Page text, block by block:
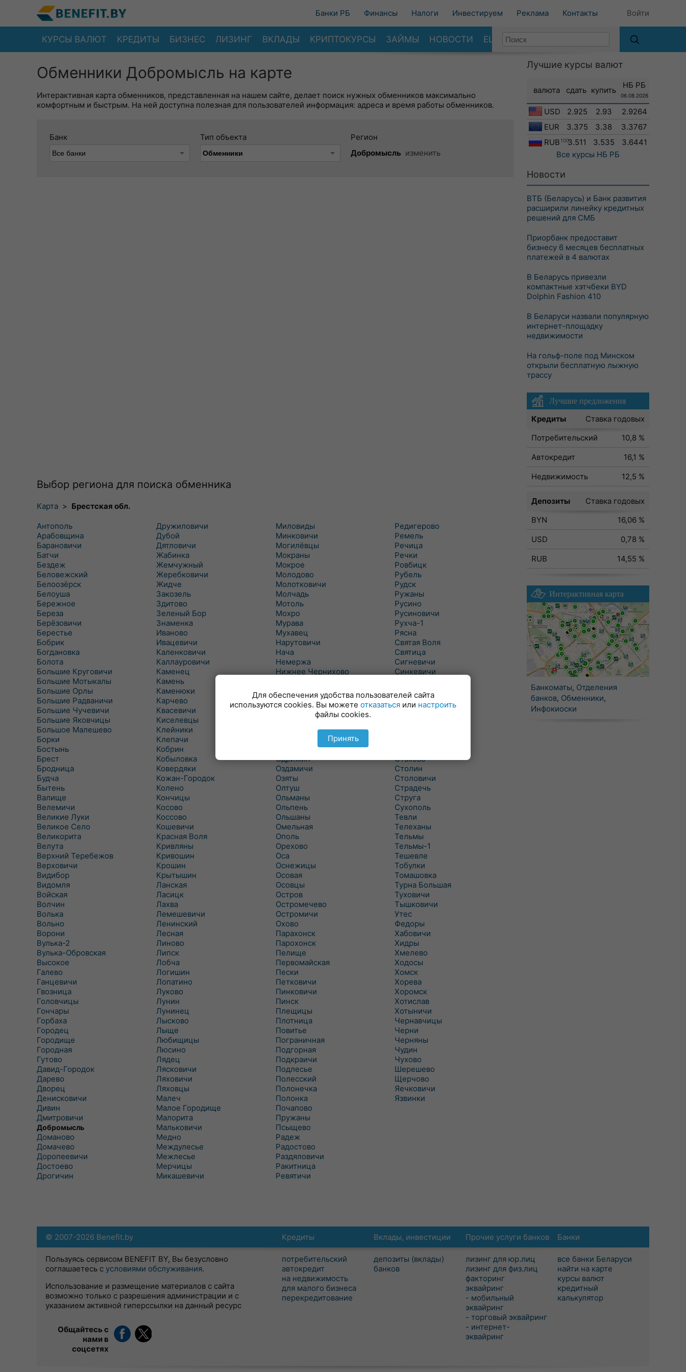
Банки РБ Финансы Налоги Инвестируем Реклама Контакты Войти
КУРСЫ ВАЛЮТ КРЕДИТЫ БИЗНЕС ЛИЗИНГ ВКЛАДЫ КРИПТОКУРСЫ ЗАЙМЫ НОВОСТИ ЕЩЕ
Обменники Добромысль на карте
Интерактивная карта обменников, представленная на нашем сайте, делает поиск нужных обменников максимально
комфортным и быстрым. На ней доступна полезная для пользователей информация: адреса и время работы обменников.
Банк Тип объекта
Регион
Добромысль изменить
Выбор региона для поиска обменника
Карта > Брестская обл.
Антополь
Арабовщина
Барановичи
Батчи
Бездеж
Беловежский
Белоозёрск
Белоуша
Бережное
Береза
Берёзовичи
Берестье
Бобрик
Богдановка
Болота
Большие Круговичи
Большие Мотыкалы
Большие Орлы
Большие Радваничи
Большие Чучевичи
Большие Яковчицы
Большое Малешево
Борки
Бостынь
Брест
Бродница
Будча
Бытень
Валище
Велемичи
Великие Луки
Великое Село
Великорита
Велута
Верхний Теребежов
Верховичи
Видибор
Видомля
Войская
Волчин
Волька
Вольно
Ворони
Вулька-2
Вулька-Обровская
Высокое
Галево
Ганцевичи
Гвозница
Головчицы
Гончары
Горбаха
Городец
Городище
Городная
Гутово
Давид-Городок
Дарево
Дворец
Денисковичи
Дивин
Дмитровичи
Добромысль
Доманово
Домачево
Доропеевичи
Достоево
Дрогичин
Дружиловичи
Дубой
Дятловичи
Жабинка
Жемчужный
Жеребковичи
Жидче
Закозель
Здитово
Зеленый Бор
Знаменка
Иваново
Ивацевичи
Каленковичи
Каллауровичи
Каменец
Камень
Каменюки
Карчево
Квасевичи
Киселевцы
Клейники
Клепачи
Кобрин
Кобыловка
Ковердяки
Кожан-Городок
Колено
Кончицы
Косово
Коссово
Кошевичи
Красная Воля
Кривляны
Кривошин
Крошин
Крытышин
Ланская
Ласицк
Лахва
Лемешевичи
Ленинский
Лесная
Линово
Липск
Лобча
Логишин
Лопатино
Луково
Лунин
Лунинец
Лысково
Лыще
Любищицы
Люсино
Лядец
Лясковичи
Ляховичи
Ляховцы
Малеч
Малое Городище
Малорита
Мальковичи
Медно
Междулесье
Межлесье
Мерчицы
Микашевичи
Миловиды
Минковичи
Могилёвцы
Мокраны
Мокрое
Молодово
Молотковичи
Молчадь
Мотоль
Мохро
Мурава
Мухавец
Нарутовичи
Нача
Немержа
Нижнее Чернихово
Новицковичи
Новоселки
Новые Засимовичи
Новые Лыщицы
Оберовщина
Одрижин
Оздамичи
Озяты
Олтуш
Ольманы
Ольпень
Ольшаны
Омельная
Ополь
Орехово
Оса
Оснежицы
Осовая
Осовцы
Остров
Остромечево
Остромичи
Охово
Парахонск
Парохонск
Пелище
Первомайская
Пески
Петковичи
Пинковичи
Пинск
Плещицы
Плотница
Повитье
Пограничная
Подгорная
Подкраичи
Подлесье
Полесский
Полонечка
Полонка
Почапово
Пружаны
Псыщево
Радеж
Радостово
Раздяловичи
Ракитница
Ревятичи
Редигерово
Ремель
Речица
Речки
Ровбицк
Рубель
Рудск
Ружаны
Русино
Русиновичи
Рухча-1
Рясна
Святая Воля
Святица
Сигневичи
Синкевичи
Снитово
Соколово
Сочивки
Стахово
Столин
Столовичи
Страдечь
Струга
Сухополь
Тевли
Телеханы
Тельмы
Тельмы-1
Тешевле
Тобулки
Томашовка
Турна Большая
Туховичи
Тышковичи
Утес
Федоры
Хабовичи
Хидры
Хмелево
Ходосы
Хомск
Хорева
Хоромск
Хотислав
Хотыничи
Чернавчицы
Черни
Черняны
Чудин
Чухово
Шерешево
Щерчово
Яечковичи
Язвинки
Лучшие курсы валют
валюта сдать купить
НБ РБ
06.08.2026
USD 2.925 2.93
2.9264
EUR
3.375 3.38
3.3767
RUB 1003.511 3.535
3.6441
Все курсы НБ РБ
Новости
ВТБ (Беларусь) и Банк развития
расширили линейку кредитных
решений для СМБ
Приорбанк предоставит
бизнесу 6 месяцев бесплатных
платежей в 4 валютах
В Беларусь привезли
компактные хэтчбеки BYD
Dolphin Fashion 410
В Беларуси назвали популярную
интернет-площадку
недвижимости
На гольф-поле под Минском
открыли бесплатную лыжную
трассу
Лучшие предложения
Кредиты
Ставка годовых
Потребительский
10,8 %
Автокредит
16,1 %
Недвижимость
12,5 %
Депозиты
Ставка годовых
BYN
16,06 %
USD
0,78 %
RUB
14,55 %
Интерактивная карта
Банкоматы, Отделения
банков, Обменники,
Инфокиоски
Кредиты
потребительский
автокредит
на недвижимость
для малого бизнеса
перекредитование
Вклады, инвестиции
депозиты (вклады)
банков
Прочие услуги банков
лизинг для юр.лиц
лизинг для физ.лиц
факторинг
эквайринг
- мобильный
эквайринг
- торговый эквайринг
- интернет-
эквайринг
Банки
все банки Беларуси
найти на карте
курсы валют
кредитный
калькулятор
© 2007-2026 Benefit.by
Пользуясь сервисом BENEFIT BY, Вы безусловно
соглашаетесь с условиями обслуживания.
Использование и размещение материалов с сайта
возможно только с разрешения администрации и с
указанием активной гиперссылки на данный ресурс
Общайтесь с
нами в
соцсетях
Для обеспечения удобства пользователей сайта
используются cookies. Вы можете отказаться или настроить
файлы cookies.
Принять